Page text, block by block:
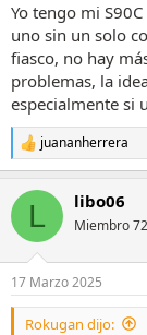
Yo tengo mi
uno sin un solo
fiasco, no hay
problemas, la
especialmente si
R
e
c
i
e
s
juananherrera
L libo06
Miembro
17 Marzo 2025
Rokugan dijo: